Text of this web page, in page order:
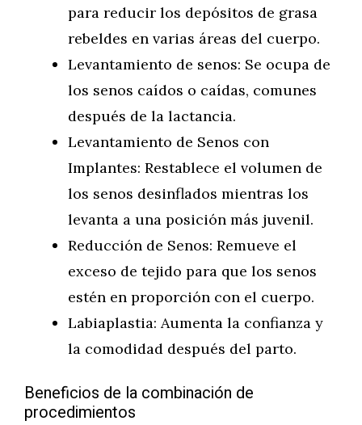
para reducir los depósitos de grasa
rebeldes en varias áreas del cuerpo.
Levantamiento de senos: Se ocupa de
los senos caídos o caídas, comunes
después de la lactancia.
Levantamiento de Senos con
Implantes: Restablece el volumen de
los senos desinflados mientras los
levanta a una posición más juvenil.
Reducción de Senos: Remueve el
exceso de tejido para que los senos
estén en proporción con el cuerpo.
Labiaplastia: Aumenta la confianza y
la comodidad después del parto.
Beneficios de la combinación de
procedimientos